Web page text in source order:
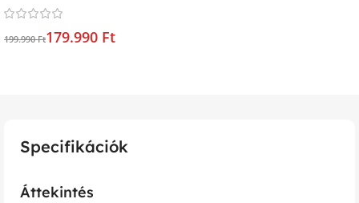
199.990 Ft179.990 Ft
Specifikációk
Áttekintés